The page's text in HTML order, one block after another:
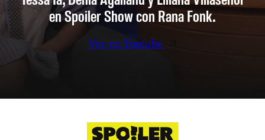
en Spoiler Show con Rana Fonk.
Ver en Youtube